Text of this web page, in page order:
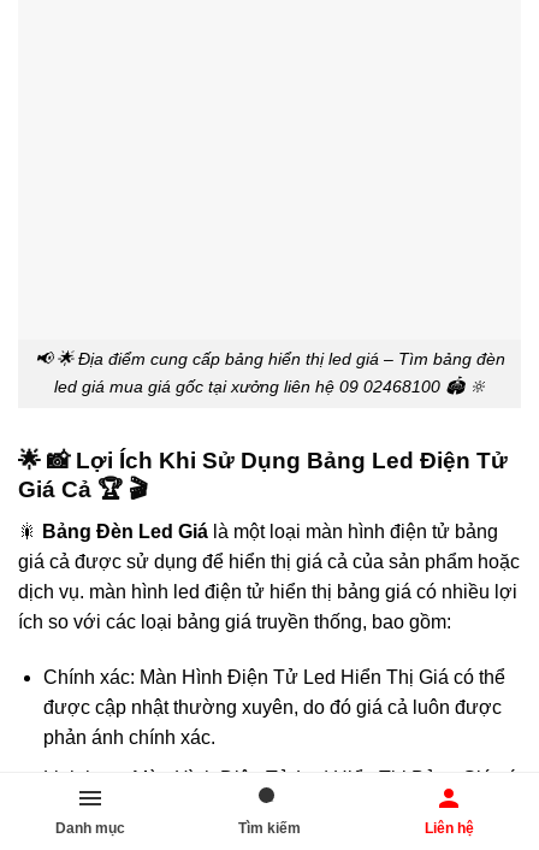
📢 🌟 Địa điểm cung cấp bảng hiển thị led giá – Tìm bảng đèn
led giá mua giá gốc tại xưởng liên hệ 09 02468100 🏟️ 🔆
🌟 📸 Lợi Ích Khi Sử Dụng Bảng Led Điện Tử
Giá Cả 🏆 🎬
🎇 Bảng Đèn Led Giá là một loại màn hình điện tử bảng
giá cả được sử dụng để hiển thị giá cả của sản phẩm hoặc
dịch vụ. màn hình led điện tử hiển thị bảng giá có nhiều lợi
ích so với các loại bảng giá truyền thống, bao gồm:
Chính xác: Màn Hình Điện Tử Led Hiển Thị Giá có thể
được cập nhật thường xuyên, do đó giá cả luôn được
phản ánh chính xác.
Linh hoạt: Màn Hình Điện Tử Led Hiển Thị Bảng Giá có
thể được thay đổi dễ dàng hơn các loại bảng giá truyền
thống, do đó chúng có thể được sử dụng để phản ánh
Danh mục Tìm kiếm Liên hệ